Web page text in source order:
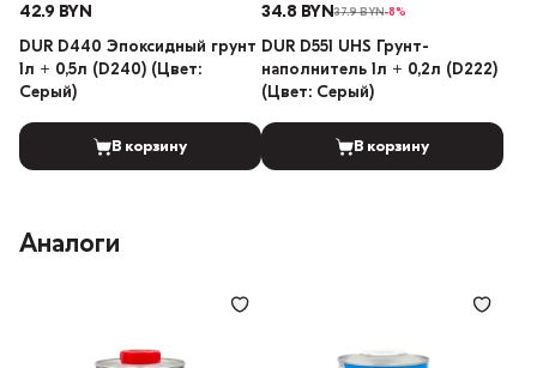
42.9 BYN
DUR D440 Эпоксидный грунт
1л + 0,5л (D240) (Цвет:
Серый)
В корзину
34.8 BYN37.9 BYN-8%
DUR D551 UHS Грунт-
наполнитель 1л + 0,2л (D222)
(Цвет: Серый)
В корзину
Аналоги